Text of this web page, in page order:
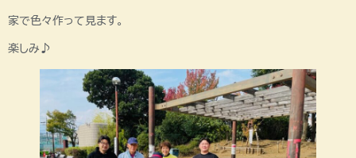
家で色々作って見ます。
楽しみ♪